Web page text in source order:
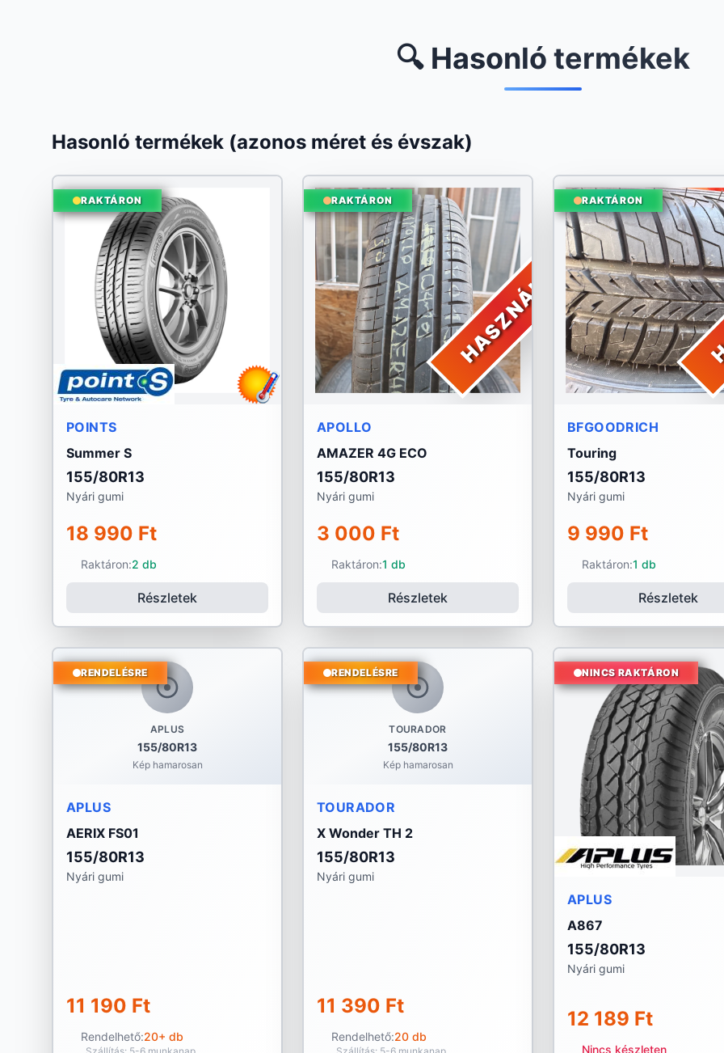
🔍 Hasonló termékek
Hasonló termékek (azonos méret és évszak)
RAKTÁRON
POINTS
Summer S
155/80R13
Nyári gumi
18 990 Ft
Raktáron:2 db
Részletek
HASZNÁLT
RAKTÁRON
APOLLO
AMAZER 4G ECO
155/80R13
Nyári gumi
3 000 Ft
Raktáron:1 db
Részletek
RAKTÁRON
BFGOODRICH
Touring
155/80R13
Nyári gumi
9 990 Ft
Raktáron:1 db
Részletek
APLUS
155/80R13
Kép hamarosan
RENDELÉSRE
APLUS
AERIX FS01
155/80R13
Nyári gumi
11 190 Ft
Rendelhető:20+ db
TOURADOR
155/80R13
Kép hamarosan
RENDELÉSRE
TOURADOR
X Wonder TH 2
155/80R13
Nyári gumi
11 390 Ft
Rendelhető:20 db
NINCS RAKTÁRON
APLUS
A867
155/80R13
Nyári gumi
12 189 Ft
Nincs készleten